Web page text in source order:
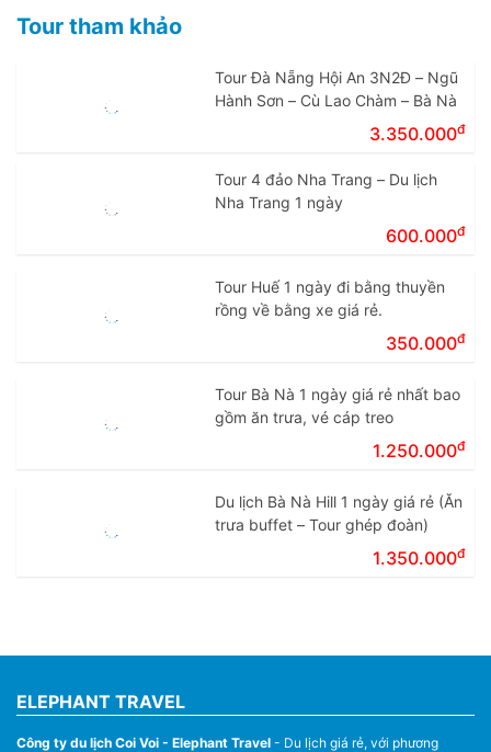
Tour tham khảo
Tour Đà Nẵng Hội An 3N2Đ – Ngũ
Hành Sơn – Cù Lao Chàm – Bà Nà
3.350.000đ
Tour 4 đảo Nha Trang – Du lịch
Nha Trang 1 ngày
600.000đ
Tour Huế 1 ngày đi bằng thuyền
rồng về bằng xe giá rẻ.
350.000đ
Tour Bà Nà 1 ngày giá rẻ nhất bao
gồm ăn trưa, vé cáp treo
1.250.000đ
Du lịch Bà Nà Hill 1 ngày giá rẻ (Ăn
trưa buffet – Tour ghép đoàn)
1.350.000đ
ELEPHANT TRAVEL
Công ty du lịch Coi Voi - Elephant Travel - Du lịch giá rẻ, với phương